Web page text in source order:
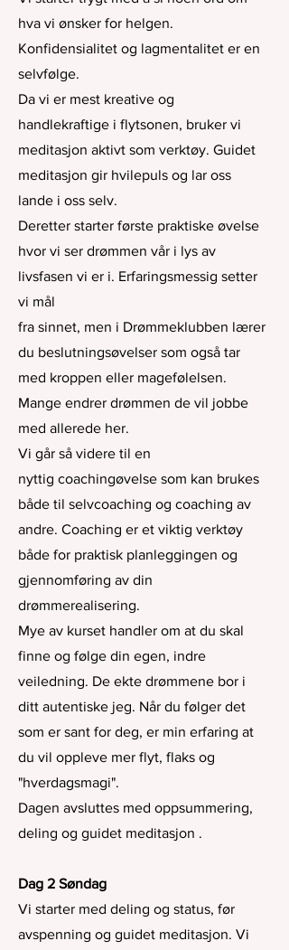
hva vi ønsker for helgen.
Konfidensialitet og lagmentalitet er en
selvfølge.
Da vi er mest kreative og
handlekraftige i flytsonen, bruker vi
meditasjon aktivt som verktøy. Guidet
meditasjon gir hvilepuls og lar oss
lande i oss selv.
Deretter starter første praktiske øvelse
hvor vi ser drømmen vår i lys av
livsfasen vi er i. Erfaringsmessig setter
vi mål
fra sinnet, men i Drømmeklubben lærer
du beslutningsøvelser som også tar
med kroppen eller magefølelsen.
Mange endrer drømmen de vil jobbe
med allerede her.
Vi går så videre til en
nyttig coachingøvelse som kan brukes
både til selvcoaching og coaching av
andre. Coaching er et viktig verktøy
både for praktisk planleggingen og
gjennomføring av din
drømmerealisering.
Mye av kurset handler om at du skal
finne og følge din egen, indre
veiledning. De ekte drømmene bor i
ditt autentiske jeg. Når du følger det
som er sant for deg, er min erfaring at
du vil oppleve mer flyt, flaks og
"hverdagsmagi".
Dagen avsluttes med oppsummering,
deling og guidet meditasjon .
Dag 2 Søndag
Vi starter med deling og status, før
avspenning og guidet meditasjon. Vi